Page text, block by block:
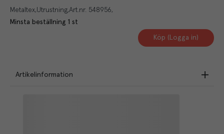
Metaltex Utrustning Art.nr. 548956
Minsta beställning 1 st
Köp (Logga in)
Artikelinformation